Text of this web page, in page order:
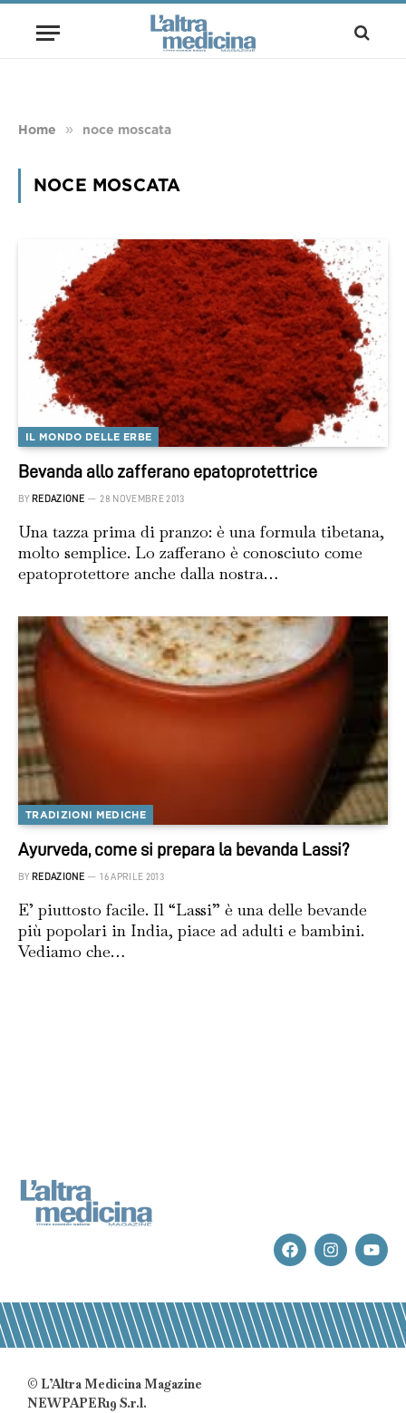
Home » noce moscata
NOCE MOSCATA
IL MONDO DELLE ERBE
Bevanda allo zafferano epatoprotettrice
BY REDAZIONE 28 NOVEMBRE 2013
Una tazza prima di pranzo: è una formula tibetana,
molto semplice. Lo zafferano è conosciuto come
epatoprotettore anche dalla nostra…
TRADIZIONI MEDICHE
Ayurveda, come si prepara la bevanda Lassi?
BY REDAZIONE 16 APRILE 2013
E’ piuttosto facile. Il “Lassi” è una delle bevande
più popolari in India, piace ad adulti e bambini.
Vediamo che…
© L’Altra Medicina Magazine
NEWPAPER19 S.r.l.